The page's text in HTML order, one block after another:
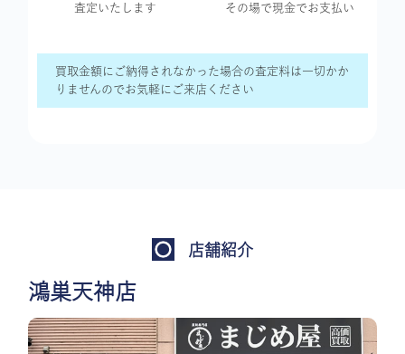
査定いたします
その場で現金で お支払い
買取金額にご納得されなかった場合の査定料は一切かか
りませんのでお気軽にご来店ください
店舗紹介
鴻巣天神店